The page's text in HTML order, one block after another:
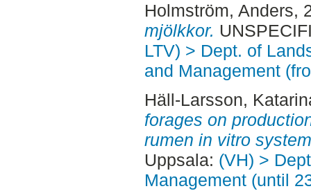
Holmström, Anders,
mjölkkor.
LTV) > Dept. of
and Management
Häll-Larsson,
forages on
rumen in vitro
Uppsala: (VH) >
Management (until